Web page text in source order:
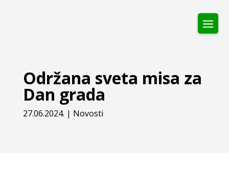
Održana sveta misa za
Dan grada
27.06.2024. | Novosti